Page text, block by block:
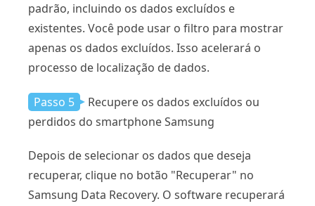
padrão, incluindo os dados excluídos e
existentes. Você pode usar o filtro para mostrar
apenas os dados excluídos. Isso acelerará o
processo de localização de dados.
Passo 5
Recupere os dados excluídos ou
perdidos do smartphone Samsung
Depois de selecionar os dados que deseja
recuperar, clique no botão "Recuperar" no
Samsung Data Recovery. O software recuperará